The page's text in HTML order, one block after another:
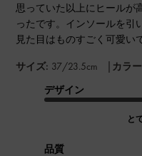
思っていた以上にヒールが
ったです。インソールを引
見た目はものすごく可愛い
サイズ: 37/23.5cm | カラ
デザイン
と
品質